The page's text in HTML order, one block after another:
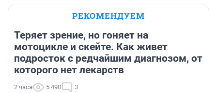
РЕКОМЕНДУЕМ
Теряет зрение, но гоняет на
мотоцикле и скейте. Как живет
подросток с редчайшим диагнозом, от
которого нет лекарств
2 часа 5 490 3